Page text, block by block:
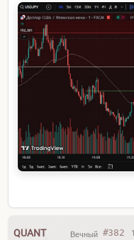
QUANT Вечный #382